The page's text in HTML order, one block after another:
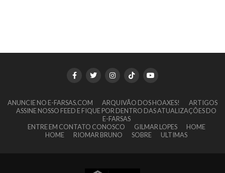
ANUNCIE NO E-FARSAS.COM ARQUIVÃO DOS HOAXES!
ARTIGOS
ASSINE NOSSO FEED E FIQUE POR DENTRO DAS ATUALIZAÇÕES DO
E-FARSAS
ENTRE EM CONTATO CONOSCO
GILMAR LOPES
HOME
HOME
RIOMAR BRUNO SOBRE ULTIMAS